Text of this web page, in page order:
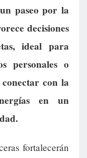
paseo por la
decisiones
ideal para
personales o
con la
en un
fortalecerán